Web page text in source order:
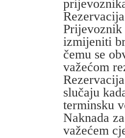
Prijevoznik
izmijeniti
čemu se
važećom
slučaju
terminsku
Naknada
važećem